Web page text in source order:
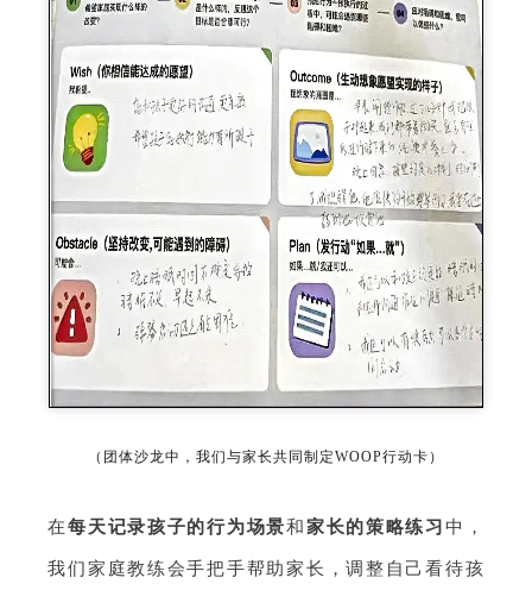
（团体沙龙中，我们与家长共同制定WOOP行动卡）
在每天记录孩子的行为场景和家长的策略练习 中，
我们家庭教练会手把手帮助家长，调整自己看待孩